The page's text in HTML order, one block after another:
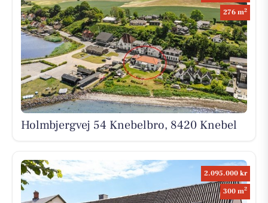
276 m2
Holmbjergvej 54 Knebelbro, 8420 Knebel
2.095.000 kr
300 m2